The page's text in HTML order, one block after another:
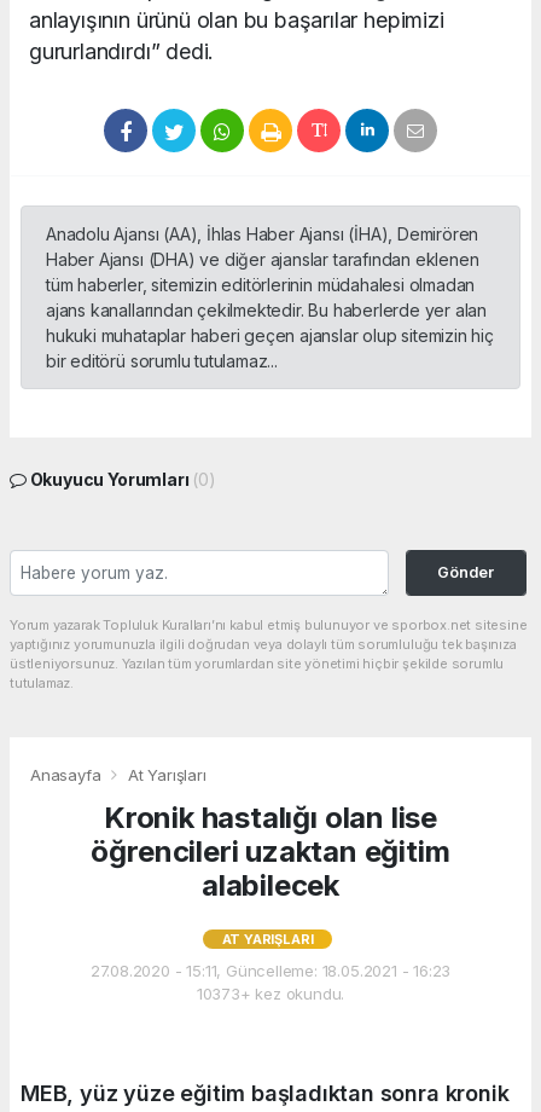
anlayışının ürünü olan bu başarılar hepimizi
gururlandırdı” dedi.
Anadolu Ajansı (AA), İhlas Haber Ajansı (İHA), Demirören
Haber Ajansı (DHA) ve diğer ajanslar tarafından eklenen
tüm haberler, sitemizin editörlerinin müdahalesi olmadan
ajans kanallarından çekilmektedir. Bu haberlerde yer alan
hukuki muhataplar haberi geçen ajanslar olup sitemizin hiç
bir editörü sorumlu tutulamaz...
Okuyucu Yorumları (0)
Gönder
Yorum yazarak Topluluk Kuralları’nı kabul etmiş bulunuyor ve sporbox.net sitesine
yaptığınız yorumunuzla ilgili doğrudan veya dolaylı tüm sorumluluğu tek başınıza
üstleniyorsunuz. Yazılan tüm yorumlardan site yönetimi hiçbir şekilde sorumlu
tutulamaz.
Anasayfa At Yarışları
Kronik hastalığı olan lise
öğrencileri uzaktan eğitim
alabilecek
AT YARIŞLARI
27.08.2020 - 15:11, Güncelleme: 18.05.2021 - 16:23
10373+ kez okundu.
MEB, yüz yüze eğitim başladıktan sonra kronik